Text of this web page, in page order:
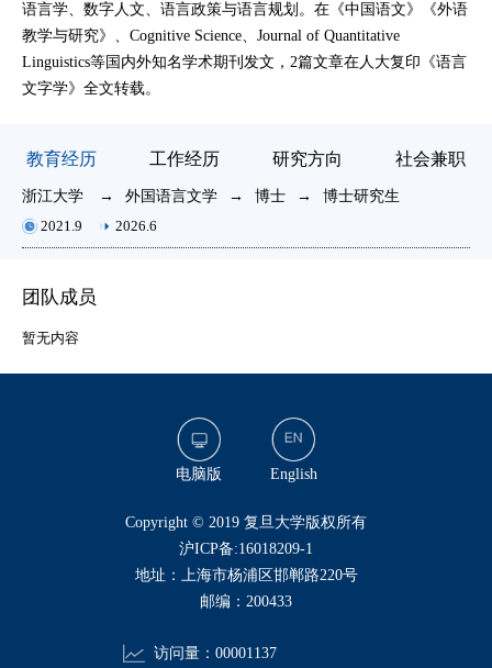
语言学、数字人文、语言政策与语言规划。在《中国语文》《外语
教学与研究》、Cognitive Science、Journal of Quantitative
Linguistics等国内外知名学术期刊发文，2篇文章在人大复印《语言
文字学》全文转载。
教育经历 工作经历 研究方向 社会兼职
浙江大学 → 外国语言文学 → 博士 →
博士研究生
2021.9
2026.6
团队成员
暂无内容
电脑版 English
​Copyright © 2019 复旦大学版权所有
沪ICP备:16018209-1
地址：上海市杨浦区邯郸路220号
邮编：200433
访问量： 00001137